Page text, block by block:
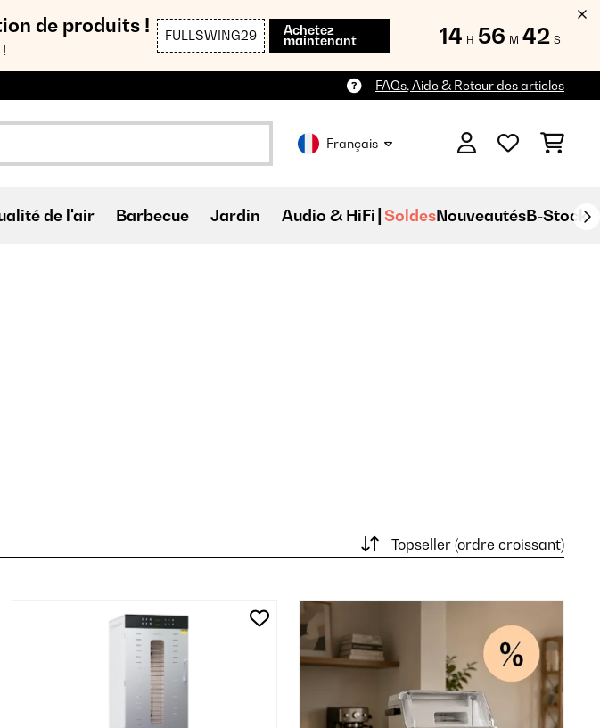
de produits ! FULLSWING29 Achetez
maintenant 14 H 56 M 40 S
FAQs, Aide & Retour des articles
Français
de l'air Barbecue Jardin Audio & HiFi SoldesNouveautésB-Stock
Topseller (ordre croissant)